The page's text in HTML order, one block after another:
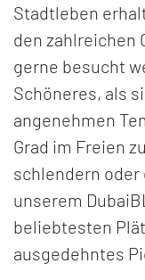
Stadtleben
den zahlreichen
gerne besucht
Schöneres, als
angenehmen
Grad im Freien
schlendern oder
unserem
beliebtesten
ausgedehntes